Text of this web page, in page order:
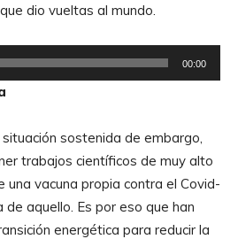
dio vueltas al mundo.
00:00
sostenida de embargo,
trabajos científicos de muy alto
una vacuna propia contra el Covid-
aquello. Es por eso que han
energética para reducir la